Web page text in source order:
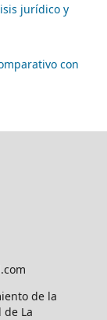
jurídico y
con
de la
de La